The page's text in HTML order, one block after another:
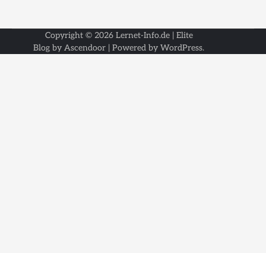
Copyright © 2026 Lernet-Info.de| Elite
Blog by Ascendoor | Powered by WordPress.